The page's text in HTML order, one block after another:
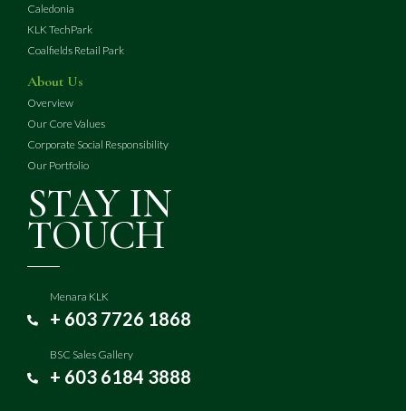
Caledonia
KLK TechPark
Coalfields Retail Park
About Us
Overview
Our Core Values
Corporate Social Responsibility
Our Portfolio
STAY IN
TOUCH
Menara KLK
+ 603 7726 1868
BSC Sales Gallery
+ 603 6184 3888